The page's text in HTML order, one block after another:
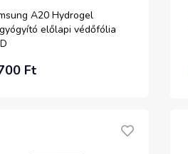
A20 Hydrogel
előlapi védőfólia
Ft